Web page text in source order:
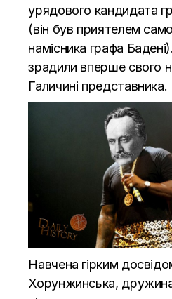
урядового кандидата
(він був приятелем
намісника графа
зрадили вперше свого
Галичині представника.
Навчена гірким
Хорунжинська,